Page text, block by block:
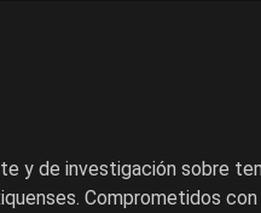
y de investigación sobre
Comprometidos con